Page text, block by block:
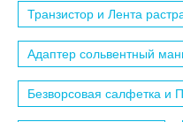
Транзистор и Лента
Адаптер сольвентный
Безворсовая салфетка и